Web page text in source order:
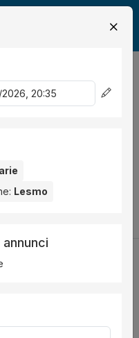
Ordina per
Lesmo